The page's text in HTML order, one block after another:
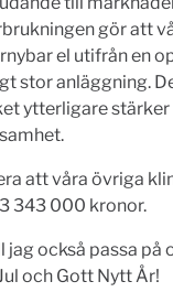
gör att
el utifrån en
stor anläggning.
ytterligare
att våra övriga
343 000 kronor.
också passa på
och Gott Nytt År!